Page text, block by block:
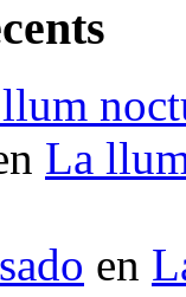
La
en